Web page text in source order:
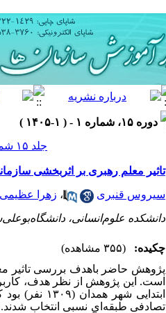
دوره ۱۵، شماره ۱ - ( ۱-۱۴۰۵ )
جلد ۱۵ شماره ۱ صفحات ۲۱۳-۱۹۷
تاثیر معلم رهبری بر اثربخشی
سیروس قنبری ، زهرا عظیمی
دانشکده علوم‌انسانی،
چکیده:
(۳۵۵ مشاهده)
پژوهش حاضر باهدف بررسی تاثیر
است. این پژوهش از نظر هدف،
ابتدایی شهر همدان (۱۳۰۹ نفر)
تصادفی طبقه‌ای نسبی انتخاب شدند.